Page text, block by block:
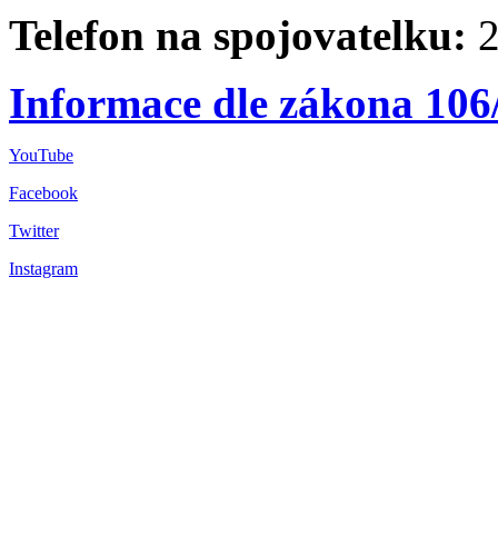
Telefon na spojovatelku:
Informace dle zákona
YouTube
Facebook
Twitter
Instagram